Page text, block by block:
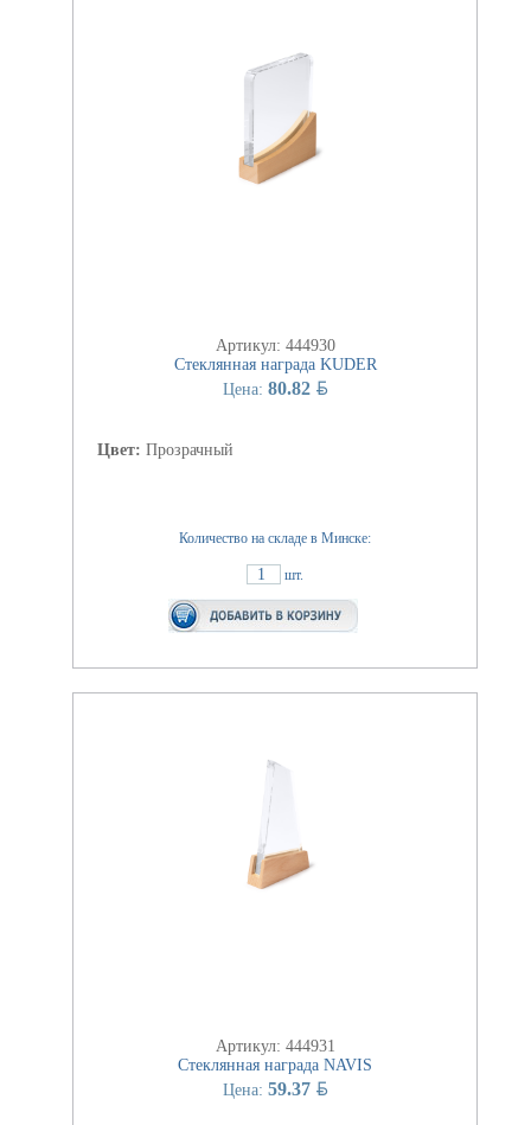
Артикул: 444930
Стеклянная награда KUDER
Цена: 80.82 BYN
Цвет: Прозрачный
Количество на складе в Минске:
1 шт.
Артикул: 444931
Стеклянная награда NAVIS
Цена: 59.37 BYN